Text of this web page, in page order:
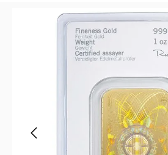
Bildergalerie überspringen